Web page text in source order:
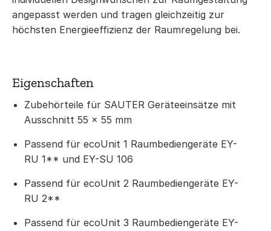
angepasst werden und tragen gleichzeitig zur
höchsten Energieeffizienz der Raumregelung bei.
Eigenschaften
Zubehörteile für SAUTER Geräteeinsätze mit
Ausschnitt 55 × 55 mm
Passend für ecoUnit 1 Raumbediengeräte EY-
RU 1** und EY-SU 106
Passend für ecoUnit 2 Raumbediengeräte EY-
RU 2**
Passend für ecoUnit 3 Raumbediengeräte EY-